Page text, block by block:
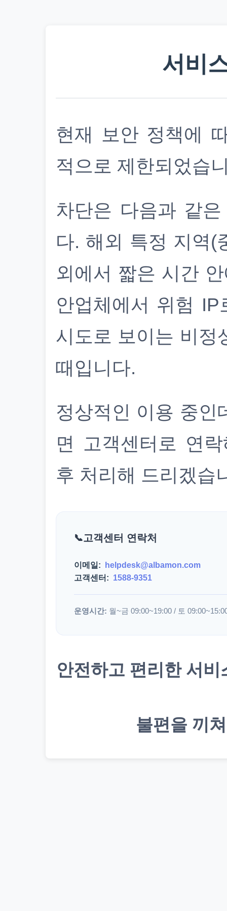
서비
현재 보안 정책에
적으로 제한되었습
차단은 다음과 같
다. 해외 특정 지역(
외에서 짧은 시간
안업체에서 위험
시도로 보이는 비정
때입니다.
정상적인 이용 중인
면 고객센터로 연
후 처리해 드리겠습
고객센터 연락처
이메일:
helpdesk@albamon.com
고객센터: 1588-9351
운영시간: 월~금 09:00~19:00 / 토
안전하고 편리한 서
불편을 끼